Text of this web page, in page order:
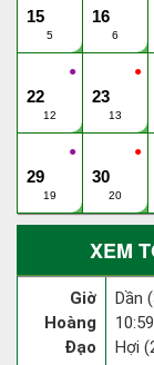
15
5
16
6
●
22
12
●
23
13
●
29
19
●
30
20
XEM
Giờ
Hoàng
Đạo
Dần
Hợi